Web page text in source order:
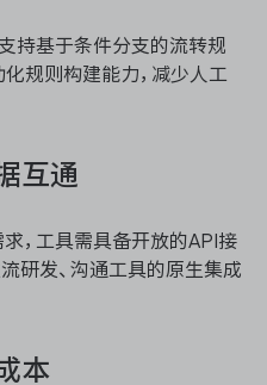
持基于条件分支的流转规
规则构建能力，减少人工
互通
，工具需具备开放的API接
研发、沟通工具的原生集成
本